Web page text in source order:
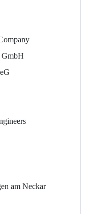
GmbH
am Neckar